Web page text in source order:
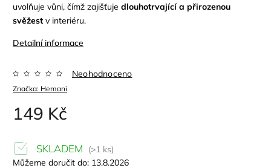
uvolňuje vůni, čímž zajišťuje dlouhotrvající a přirozenou
svěžest v interiéru.
Detailní informace
Značka: Hemani
Neohodnoceno
149 Kč
SKLADEM
(>1 ks)
Můžeme doručit do: 13.8.2026